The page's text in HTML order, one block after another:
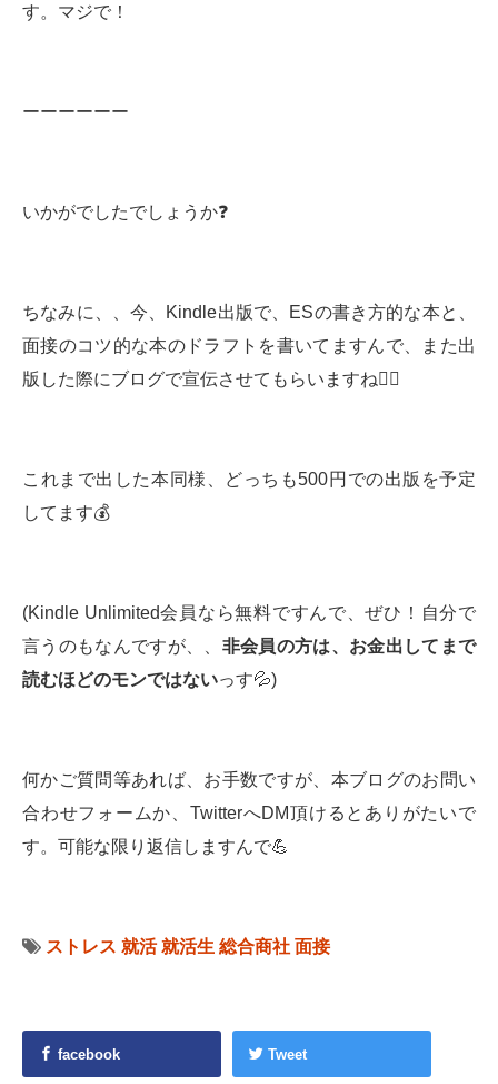
す。マジで！
ーーーーーー
いかがでしたでしょうか❓
ちなみに、、今、Kindle出版で、ESの書き方的な本と、
面接のコツ的な本のドラフトを書いてますんで、また出
版した際にブログで宣伝させてもらいますね🙇‍♂️
これまで出した本同様、どっちも500円での出版を予定
してます💰
(Kindle Unlimited会員なら無料ですんで、ぜひ！自分で
言うのもなんですが、、 非会員の方は、お金出してまで
読むほどのモンではないっす💦)
何かご質問等あれば、お手数ですが、本ブログのお問い
合わせフォームか、TwitterへDM頂けるとありがたいで
す。可能な限り返信しますんで💪
ストレス 就活 就活生 総合商社 面接
facebook Tweet